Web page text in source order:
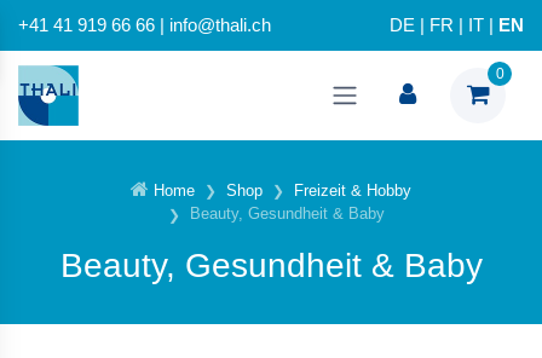
+41 41 919 66 66 | info@thali.ch DE FR IT EN
0
Home Shop
Freizeit & Hobby
Beauty, Gesundheit & Baby
Beauty, Gesundheit & Baby